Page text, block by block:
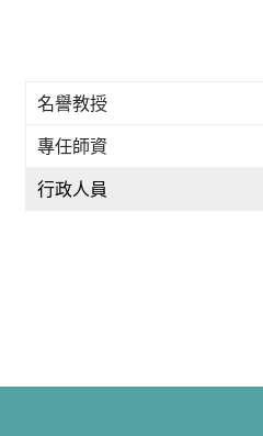
名譽教授
專任師資
行政人員